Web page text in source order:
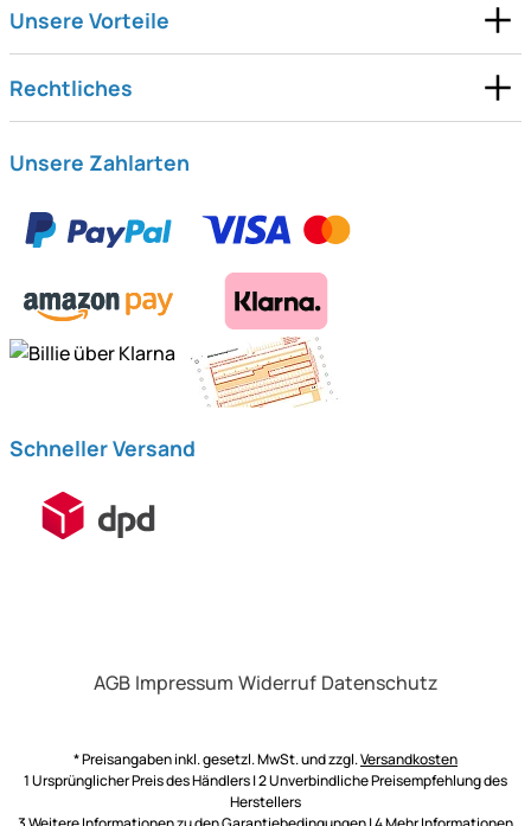
Unsere Vorteile
Rechtliches
Unsere Zahlarten
Schneller Versand
AGB Impressum Widerruf Datenschutz
* Preisangaben inkl. gesetzl. MwSt. und zzgl.Versandkosten
1 Ursprünglicher Preis des Händlers | 2 Unverbindliche Preisempfehlung des
Herstellers